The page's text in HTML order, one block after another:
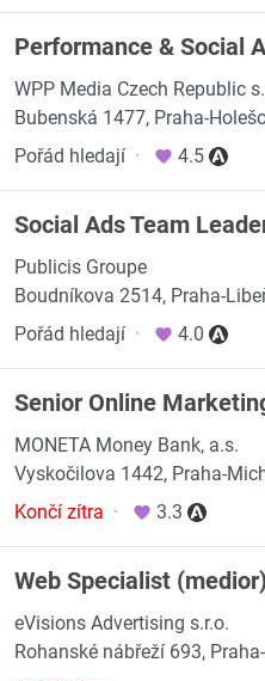
Performance & Social
WPP Media Czech Republic
Bubenská 1477, Praha-
Pořád hledají · 4.5
Social Ads Team
Publicis Groupe
Boudníkova 2514, Praha-
Pořád hledají · 4.0
Senior Online
MONETA Money Bank, a.s.
Vyskočilova 1442, Praha-
Končí zítra · 3.3
Web Specialist (medior)
eVisions Advertising s.r.o.
Rohanské nábřeží 693,